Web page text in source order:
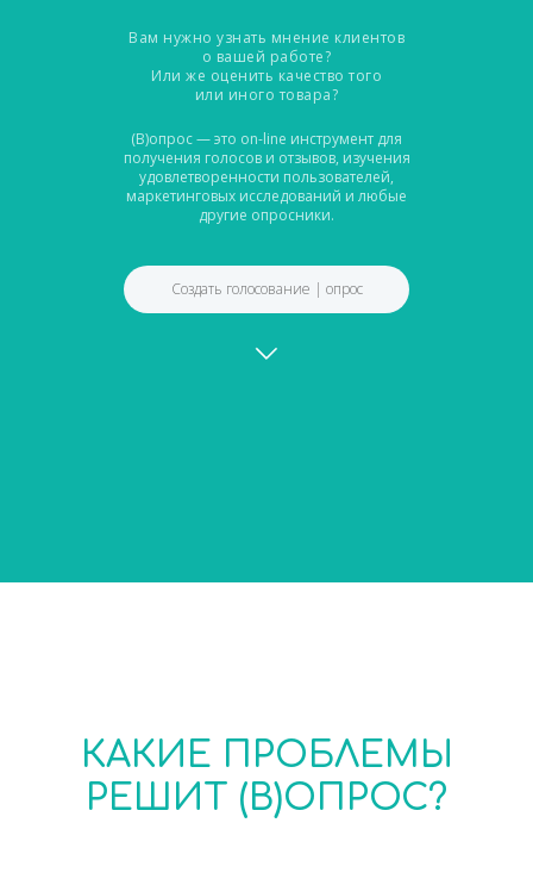
Вам нужно узнать мнение клиентов
о вашей работе?
Или же оценить качество того
или иного товара?
Создать голосование | опрос
(В)опрос — это on-line инструмент для
получения голосов и отзывов, изучения
удовлетворенности пользователей,
маркетинговых исследований и любые
другие опросники.
КАКИЕ ПРОБЛЕМЫ
РЕШИТ (В)ОПРОС?